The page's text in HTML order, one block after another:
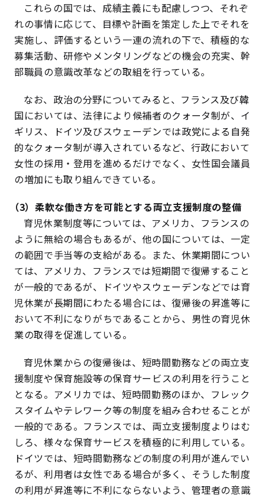
これらの国では、成績主義にも配慮しつつ、それぞ
れの事情に応じて、目標や計画を策定した上でそれを
実施し、評価するという一連の流れの下で、積極的な
募集活動、研修やメンタリングなどの機会の充実、幹
部職員の意識改革などの取組を行っている。
なお、政治の分野についてみると、フランス及び韓
国においては、法律により候補者のクォータ制が、イ
ギリス、ドイツ及びスウェーデンでは政党による自発
的なクォータ制が導入されているなど、行政において
女性の採用・登用を進めるだけでなく、女性国会議員
の増加にも取り組んできている。
（3）柔軟な働き方を可能とする両立支援制度の整備
育児休業制度等については、アメリカ、フランスの
ように無給の場合もあるが、他の国については、一定
の範囲で手当等の支給がある。また、休業期間につい
ては、アメリカ、フランスでは短期間で復帰すること
が一般的であるが、ドイツやスウェーデンなどでは育
児休業が長期間にわたる場合には、復帰後の昇進等に
おいて不利になりがちであることから、男性の育児休
業の取得を促進している。
育児休業からの復帰後は、短時間勤務などの両立支
援制度や保育施設等の保育サービスの利用を行うこと
となる。アメリカでは、短時間勤務のほか、フレック
スタイムやテレワーク等の制度を組み合わせることが
一般的である。フランスでは、両立支援制度よりはむ
しろ、様々な保育サービスを積極的に利用している。
ドイツでは、短時間勤務などの制度の利用が進んでい
るが、利用者は女性である場合が多く、そうした制度
の利用が昇進等に不利にならないよう、管理者の意識